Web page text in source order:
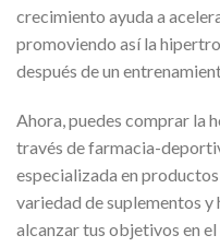
crecimiento ayuda a
promoviendo así la
después de un
Ahora, puedes comprar la
través de farmacia-
especializada en
variedad de suplementos y
alcanzar tus objetivos en